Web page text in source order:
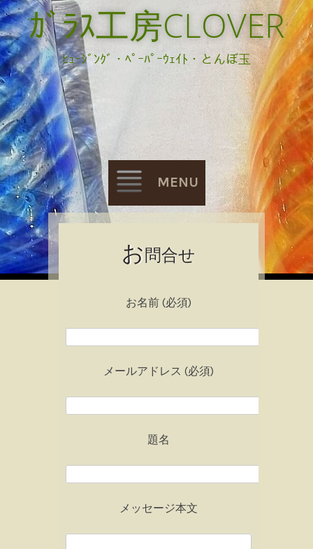
ｶﾞﾗｽ工房CLOVER
ﾋｭｰｼﾞﾝｸﾞ・ﾍﾟｰﾊﾟｰｳｪｲﾄ・とんぼ玉
MENU
to
お問合せ
お名前 (必須)
メールアドレス (必須)
題名
メッセージ本文